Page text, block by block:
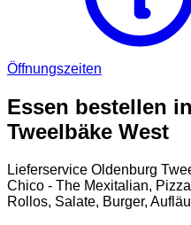
Öffnungszeiten
Essen bestellen in
Tweelbäke West
Lieferservice Oldenburg
Chico - The Mexitalian,
Rollos, Salate, Burger,